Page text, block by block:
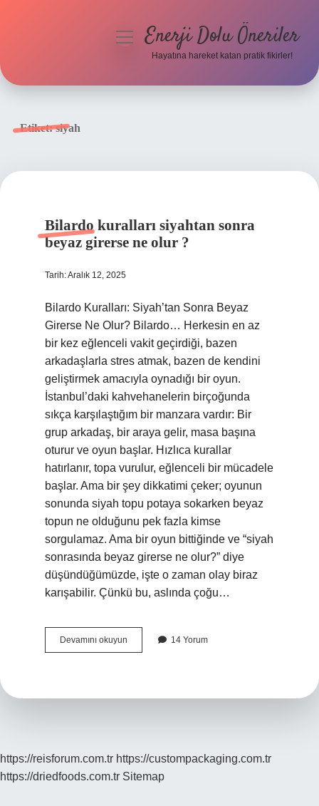
menüyüEnerji Dolu Öneriler
Hayatına hareket katan pratik fikirler!
Etiket:siyah
Bilardo kuralları siyahtan sonra
beyaz girerse ne olur ?
Tarih: Aralık 12, 2025
Bilardo Kuralları: Siyah’tan Sonra Beyaz
Girerse Ne Olur? Bilardo… Herkesin en az
bir kez eğlenceli vakit geçirdiği, bazen
arkadaşlarla stres atmak, bazen de kendini
geliştirmek amacıyla oynadığı bir oyun.
İstanbul’daki kahvehanelerin birçoğunda
sıkça karşılaştığım bir manzara vardır: Bir
grup arkadaş, bir araya gelir, masa başına
oturur ve oyun başlar. Hızlıca kurallar
hatırlanır, topa vurulur, eğlenceli bir mücadele
başlar. Ama bir şey dikkatimi çeker; oyunun
sonunda siyah topu potaya sokarken beyaz
topun ne olduğunu pek fazla kimse
sorgulamaz. Ama bir oyun bittiğinde ve “siyah
sonrasında beyaz girerse ne olur?” diye
düşündüğümüzde, işte o zaman olay biraz
karışabilir. Çünkü bu, aslında çoğu…
Devamını okuyun
kuralları
14 Yorum
https://reisforum.com.tr https://custompackaging.com.tr
https://driedfoods.com.tr Sitemap